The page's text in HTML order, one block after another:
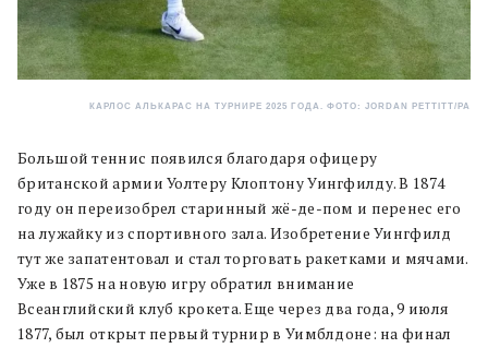
КАРЛОС АЛЬКАРАС НА ТУРНИРЕ 2025 ГОДА. ФОТО: JORDAN PETTITT/PA
Большой теннис появился благодаря офицеру
британской армии Уолтеру Клоптону Уингфилду. В 1874
году он переизобрел старинный жё-де-пом и перенес его
на лужайку из спортивного зала. Изобретение Уингфилд
тут же запатентовал и стал торговать ракетками и мячами.
Уже в 1875 на новую игру обратил внимание
Всеанглийский клуб крокета. Еще через два года, 9 июля
1877, был открыт первый турнир в Уимблдоне: на финал